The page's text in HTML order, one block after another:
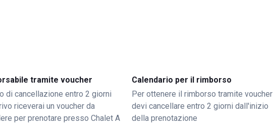
tramite voucher
di cancellazione entro 2 giorni
riceverai un voucher da
per prenotare presso Chalet A
Calendario per il rimborso
Per ottenere il rimborso tramite voucher
devi cancellare entro 2 giorni dall'inizio
della prenotazione